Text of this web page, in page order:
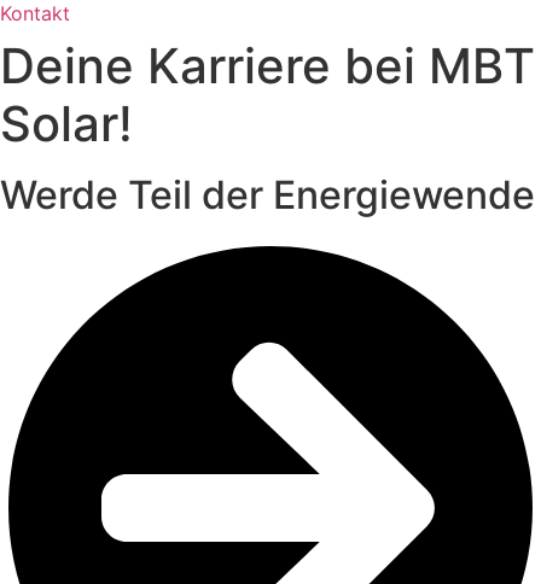
Kontakt
Deine Karriere bei MBT
Solar!
Werde Teil der Energiewende